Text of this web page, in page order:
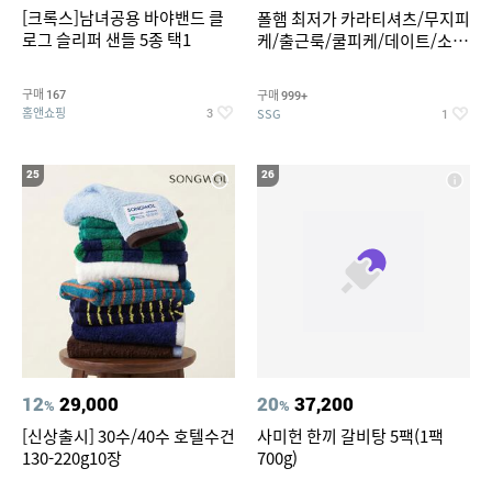
[크록스]남녀공용 바야밴드 클
로그 슬리퍼 샌들 5종 택1
구매 167
홈앤쇼핑 3
폴햄 최저가 카라티셔츠/무지피
케/출근룩/쿨피케/데이트/소로
구매 999+
SSG 1
25
12% 29,000
[신상출시] 30수/40수 호텔수건
130-220g10장
26
20% 37,200
사미헌 한끼 갈비탕 5팩(1팩
700g)